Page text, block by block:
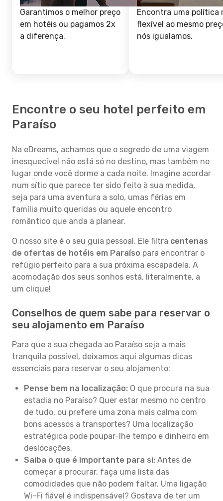
Garantimos o melhor preço
em hotéis ou pagamos 2x
a diferença.
Encontra uma política
flexível ao mesmo
nós igualamos.
Encontre o seu hotel perfeito em
Paraíso
Na eDreams, achamos que o segredo de uma viagem
inesquecível não está só no destino, mas também no
lugar onde você dorme a cada noite. Imagine acordar
num sítio que parece ter sido feito à sua medida,
seja para uma aventura a solo, umas férias em
família muito queridas ou aquele encontro
romântico que anda a planear.
O nosso site é o seu guia pessoal. Ele filtra centenas
de ofertas de hotéis em Paraíso para encontrar o
refúgio perfeito para a sua próxima escapadela. A
acomodação dos seus sonhos está, literalmente, a
um clique!
Conselhos de quem sabe para reservar o
seu alojamento em Paraíso
Para que a sua chegada ao Paraíso seja a mais
tranquila possível, deixamos aqui algumas dicas
essenciais para reservar o seu alojamento:
Pense bem na localização: O que procura na sua
estadia no Paraíso? Quer estar mesmo no centro
de tudo, ou prefere uma zona mais calma com
bons acessos a transportes? Uma localização
estratégica pode poupar-lhe tempo e dinheiro em
deslocações.
Saiba o que é importante para si: Antes de
começar a procurar, faça uma lista das
comodidades que não podem faltar. Uma ligação
Wi-Fi fiável é indispensável? Gostava de ter um